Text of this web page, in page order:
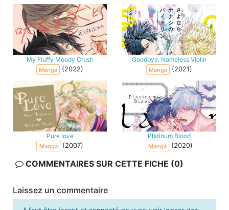
My Fluffy Moody Crush
Manga (2022)
Goodbye, Nameless Violin
Manga (2021)
Pure love
Manga (2007)
Platinum Blood
Manga (2020)
COMMENTAIRES SUR CETTE FICHE (0)
Laissez un commentaire